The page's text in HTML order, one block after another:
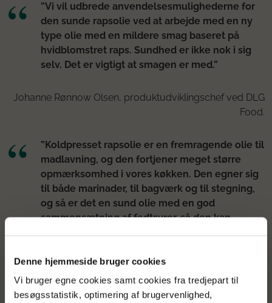
Denne hjemmeside bruger cookies
Vi bruger egne cookies samt cookies fra tredjepart til
besøgsstatistik, optimering af brugervenlighed,
”Vi vil udbrede anvendelsesmulighederne for
den sunde rapsolie ved at arbejde med en ny
type olie med en mildere smag baseret på
hvidblomstret raps. Sundhed er ikke nok i sig
selv. Det er vigtigt at smagen er med.”
Johanne Rønnow Olsen, produktudviklingschef ved DLG
Food.
”Koldpresset rapsolie er en fremragende olie til
madlavning, og den fortjener meget større
opmærksomhed i vores køkken. Den egner sig
til både marinader, til bagværk og til stegning,
og så er det en sund olie med en god
sammensætning af fedtsyrer, så den kan
mildere og finere smag og vi forventer derfor at
den vil egne sig særligt godt til marinader.”